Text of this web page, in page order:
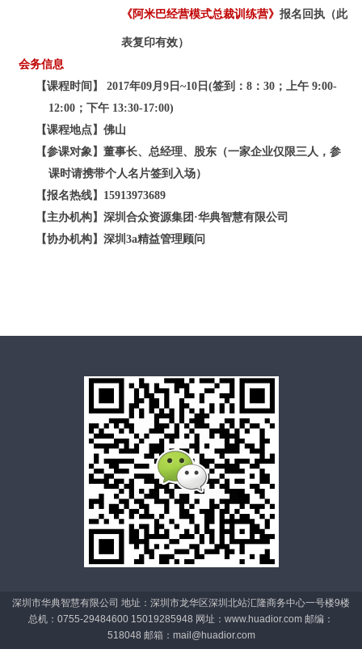
《阿米巴经营模式总裁训练营》 报名回执（此
表复印有效）
会务信息
【课程时间】
2017年09月 9 日~10日 (签到： 8 ： 30 ；上午 9:00-
12:00 ；下午 13:30-17:00)
【课程地点】佛山
【参课对象】董事长、总经理、股东（一家企业仅限三人，参
课时请携带个人名片签到入场）
【报名热线】15913973689
【主办机构】 深圳 合众资源集团·华典智慧有限公司
【协办机构】 深圳 3a精益管理顾问
深圳市华典智慧有限公司 地址：深圳市龙华区深圳北站汇隆商务中心一号楼9楼
总机：0755-29484600 15019285948 网址：www.huadior.com 邮编：
518048 邮箱： mail@huadior.com